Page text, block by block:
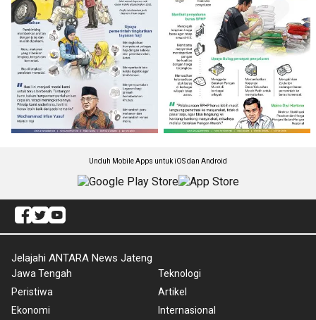
Unduh Mobile Apps untuk iOS dan Android
Jelajahi ANTARA News Jateng
Jawa Tengah
Peristiwa
Ekonomi
Teknologi
Artikel
Internasional